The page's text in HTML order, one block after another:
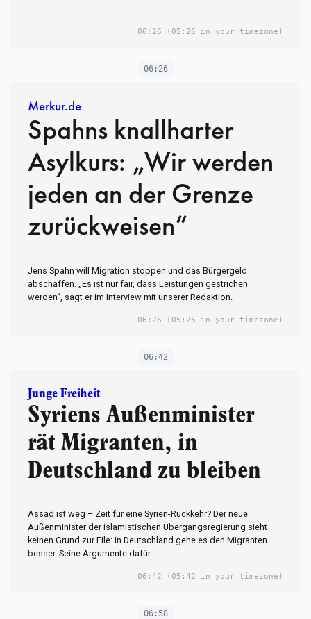
06:26 (05:26 in your timezone)
06:26
Merkur.de
Spahns knallharter
Asylkurs: „Wir werden
jeden an der Grenze
zurückweisen“
Jens Spahn will Migration stoppen und das Bürgergeld
abschaffen. „Es ist nur fair, dass Leistungen gestrichen
werden“, sagt er im Interview mit unserer Redaktion.
06:26 (05:26 in your timezone)
06:42
Junge Freiheit
Syriens Außenminister
rät Migranten, in
Deutschland zu bleiben
Assad ist weg – Zeit für eine Syrien-Rückkehr? Der neue
Außenminister der islamistischen Übergangsregierung sieht
keinen Grund zur Eile: In Deutschland gehe es den Migranten
besser. Seine Argumente dafür.
06:42 (05:42 in your timezone)
06:58